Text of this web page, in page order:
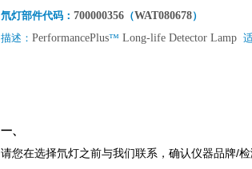
氘灯部件代码： 700000356（WAT080678）
描述： PerformancePlus™ Long-life Detector Lamp
一、
请您在选择氘灯之前与我们联系，确认仪器品牌/